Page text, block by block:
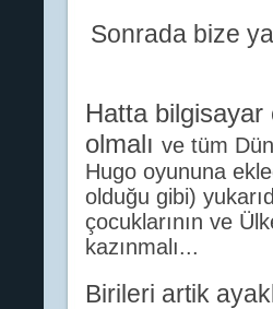
Sonrada bize
Hatta bilgisayar
olmalı ve tüm
Hugo oyununa
olduğu gibi)
çocuklarının ve
kazınmalı...
Birileri artik